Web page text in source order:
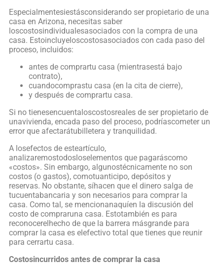
Especialmentesiestásconsiderando ser propietario de una
casa en Arizona, necesitas saber
loscostosindividualesasociados con la compra de una
casa. Estoincluyeloscostosasociados con cada paso del
proceso, incluidos:
antes de comprartu casa (mientrasestá bajo
contrato),
cuandocomprastu casa (en la cita de cierre),
y después de comprartu casa.
Si no tienesencuentaloscostosreales de ser propietario de
unavivienda, encada paso del proceso, podríascometer un
error que afectarátubilletera y tranquilidad.
A losefectos de esteartículo,
analizaremostodosloselementos que pagaráscomo
«costos». Sin embargo, algunostécnicamente no son
costos (o gastos), comotuanticipo, depósitos y
reservas. No obstante, síhacen que el dinero salga de
tucuentabancaria y son necesarios para comprar la
casa. Como tal, se mencionanaquíen la discusión del
costo de compraruna casa. Estotambién es para
reconocerelhecho de que la barrera másgrande para
comprar la casa es elefectivo total que tienes que reunir
para cerrartu casa.
Costosincurridos antes de comprar la casa